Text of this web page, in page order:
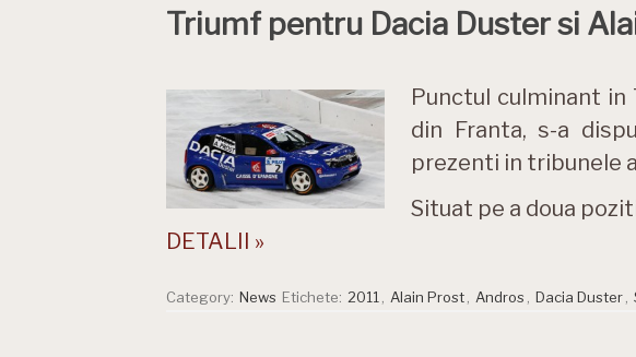
Triumf pentru Dacia Duster si
Punctul culminant
din Franta, s-a
prezenti in tribunele
Situat pe a doua
DETALII »
Category: News Etichete: 2011 Alain Prost Andros Dacia Duster